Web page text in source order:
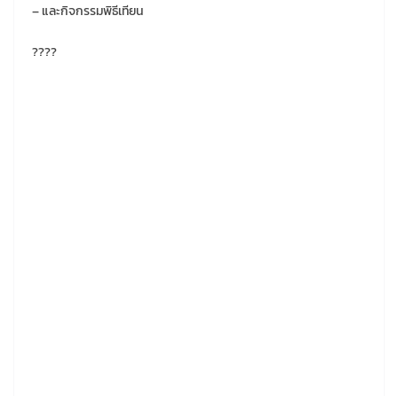
– และกิจกรรมพิธีเทียน
????